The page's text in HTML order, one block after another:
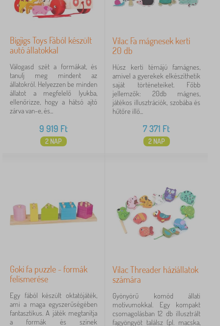
Bigjigs Toys Fából készült
autó állatokkal
Válogasd szét a formákat, és
tanulj meg mindent az
állatokról. Helyezzen be minden
állatot a megfelelő lyukba,
ellenőrizze, hogy a hátsó ajtó
zárva van-e, és...
9 919 Ft
2 NAP
Vilac Fa mágnesek kerti
20 db
Húsz kerti témájú famágnes,
amivel a gyerekek elkészíthetik
saját történeteiket. Főbb
jellemzők: 20db mágnes,
játékos illusztrációk, szobába és
hűtőre illő...
7 371 Ft
2 NAP
Goki fa puzzle - formák
felismerése
Egy fából készült oktatójáték,
ami a maga egyszerűségében
fantasztikus. A játék megtanítja
a formák és színek
Vilac Threader háziállatok
számára
Gyönyörű komód állati
motívumokkal. Egy kompakt
csomagolásban 12 db illusztrált
fagyöngyöt találsz (pl. macska,